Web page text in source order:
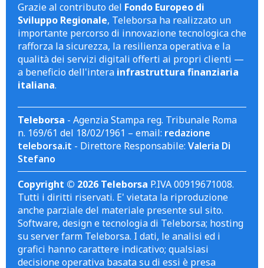
Grazie al contributo del Fondo Europeo di
Sviluppo Regionale, Teleborsa ha realizzato un
importante percorso di innovazione tecnologica che
rafforza la sicurezza, la resilienza operativa e la
qualità dei servizi digitali offerti ai propri clienti —
a beneficio dell'intera infrastruttura finanziaria
italiana.
Teleborsa - Agenzia Stampa reg. Tribunale Roma
n. 169/61 del 18/02/1961 – email: redazione
teleborsa.it - Direttore Responsabile: Valeria Di
Stefano
Copyright © 2026 Teleborsa P.IVA 00919671008.
Tutti i diritti riservati. E' vietata la riproduzione
anche parziale del materiale presente sul sito.
Software, design e tecnologia di Teleborsa; hosting
su server farm Teleborsa. I dati, le analisi ed i
grafici hanno carattere indicativo; qualsiasi
decisione operativa basata su di essi è presa